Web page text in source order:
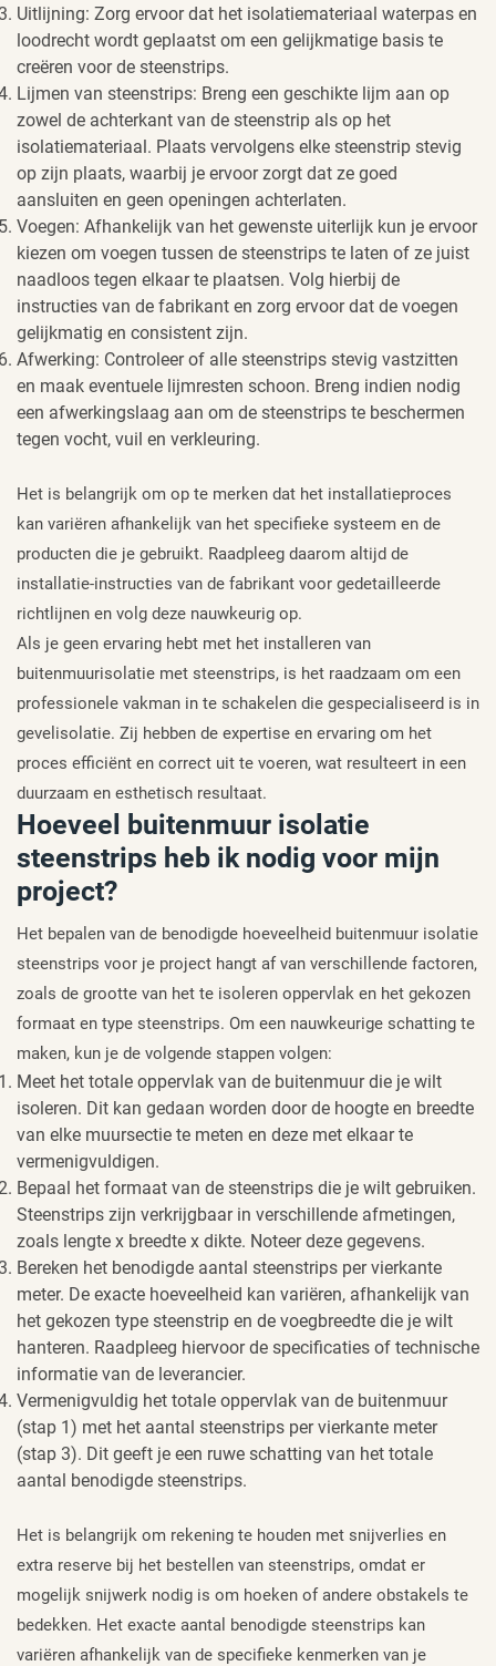
Uitlijning: Zorg ervoor dat het isolatiemateriaal waterpas en
loodrecht wordt geplaatst om een gelijkmatige basis te
creëren voor de steenstrips.
Lijmen van steenstrips: Breng een geschikte lijm aan op
zowel de achterkant van de steenstrip als op het
isolatiemateriaal. Plaats vervolgens elke steenstrip stevig
op zijn plaats, waarbij je ervoor zorgt dat ze goed
aansluiten en geen openingen achterlaten.
Voegen: Afhankelijk van het gewenste uiterlijk kun je ervoor
kiezen om voegen tussen de steenstrips te laten of ze juist
naadloos tegen elkaar te plaatsen. Volg hierbij de
instructies van de fabrikant en zorg ervoor dat de voegen
gelijkmatig en consistent zijn.
Afwerking: Controleer of alle steenstrips stevig vastzitten
en maak eventuele lijmresten schoon. Breng indien nodig
een afwerkingslaag aan om de steenstrips te beschermen
tegen vocht, vuil en verkleuring.
Het is belangrijk om op te merken dat het installatieproces
kan variëren afhankelijk van het specifieke systeem en de
producten die je gebruikt. Raadpleeg daarom altijd de
installatie-instructies van de fabrikant voor gedetailleerde
richtlijnen en volg deze nauwkeurig op.
Als je geen ervaring hebt met het installeren van
buitenmuurisolatie met steenstrips, is het raadzaam om een
professionele vakman in te schakelen die gespecialiseerd is in
gevelisolatie. Zij hebben de expertise en ervaring om het
proces efficiënt en correct uit te voeren, wat resulteert in een
duurzaam en esthetisch resultaat.
Hoeveel buitenmuur isolatie
steenstrips heb ik nodig voor mijn
project?
Het bepalen van de benodigde hoeveelheid buitenmuur isolatie
steenstrips voor je project hangt af van verschillende factoren,
zoals de grootte van het te isoleren oppervlak en het gekozen
formaat en type steenstrips. Om een nauwkeurige schatting te
maken, kun je de volgende stappen volgen:
Meet het totale oppervlak van de buitenmuur die je wilt
isoleren. Dit kan gedaan worden door de hoogte en breedte
van elke muursectie te meten en deze met elkaar te
vermenigvuldigen.
Bepaal het formaat van de steenstrips die je wilt gebruiken.
Steenstrips zijn verkrijgbaar in verschillende afmetingen,
zoals lengte x breedte x dikte. Noteer deze gegevens.
Bereken het benodigde aantal steenstrips per vierkante
meter. De exacte hoeveelheid kan variëren, afhankelijk van
het gekozen type steenstrip en de voegbreedte die je wilt
hanteren. Raadpleeg hiervoor de specificaties of technische
informatie van de leverancier.
Vermenigvuldig het totale oppervlak van de buitenmuur
(stap 1) met het aantal steenstrips per vierkante meter
(stap 3). Dit geeft je een ruwe schatting van het totale
aantal benodigde steenstrips.
Het is belangrijk om rekening te houden met snijverlies en
extra reserve bij het bestellen van steenstrips, omdat er
mogelijk snijwerk nodig is om hoeken of andere obstakels te
bedekken. Het exacte aantal benodigde steenstrips kan
variëren afhankelijk van de specifieke kenmerken van je